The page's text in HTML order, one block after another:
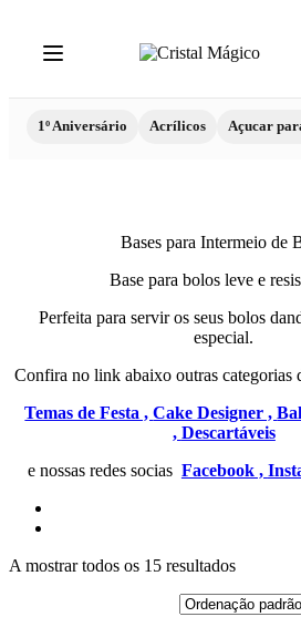
1º Aniversário Acrílicos Açucar
Bases para Intermeio de
Base para bolos leve e
Perfeita para servir os seus bolos
especial.
Confira no link abaixo outras categorias
Temas de Festa ,Cake Designer ,
, Descartáveis
e nossas redes socias Facebook ,
A mostrar todos os 15 resultados